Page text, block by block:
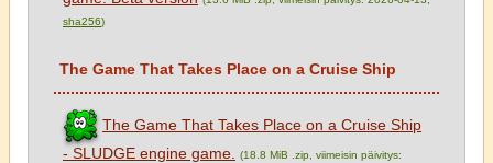
sha256)
The Game That Takes Place on a Cruise Ship
The Game That Takes Place on a Cruise Ship
- SLUDGE engine game.
(18.8 MiB .zip, viimeisin päivitys: